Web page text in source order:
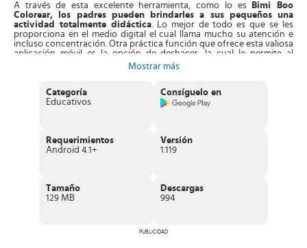
A través de esta excelente herramienta, como lo es
Bimi Boo
Colorear, los padres pueden brindarles a sus pequeños una
actividad totalmente didáctica. Lo mejor de todo es que se les
proporciona en el medio digital el cual llama mucho su atención e
incluso concentración. Otra práctica función que ofrece esta valiosa
aplicación móvil es la opción de deshacer, la cual le permite al
pequeño corregir los errores.
colores que tendrá para realizar sus dibujos. De esta forma se le
brinda al niño la posibilidad de
personalizar su experiencia de
inmediato.
creativo con publicidad molesta. Para alimentar aún más su
curiosidad se le permite disfrutar de las creaciones de otros
Mostrar más
Categoría
Educativos
Consíguelo en
Requerimientos
Android 4.1+
Versión
1.119
Tamaño
129 MB
Descargas
994
PUBLICIDAD